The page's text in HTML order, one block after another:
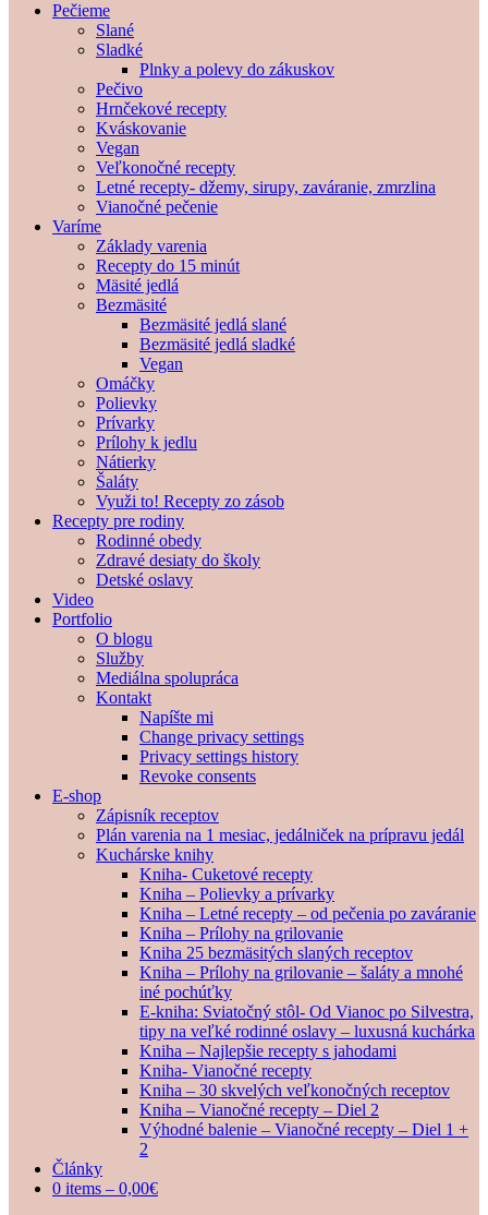
Pečieme
Slané
Sladké
Plnky a polevy do zákuskov
Pečivo
Hrnčekové recepty
Kváskovanie
Vegan
Veľkonočné recepty
Letné recepty- džemy, sirupy, zaváranie, zmrzlina
Vianočné pečenie
Varíme
Základy varenia
Recepty do 15 minút
Mäsité jedlá
Bezmäsité
Bezmäsité jedlá slané
Bezmäsité jedlá sladké
Vegan
Omáčky
Polievky
Prívarky
Prílohy k jedlu
Nátierky
Šaláty
Využi to! Recepty zo zásob
Recepty pre rodiny
Rodinné obedy
Zdravé desiaty do školy
Detské oslavy
Video
Portfolio
O blogu
Služby
Mediálna spolupráca
Kontakt
Napíšte mi
Change privacy settings
Privacy settings history
Revoke consents
E-shop
Zápisník receptov
Plán varenia na 1 mesiac, jedálniček na prípravu jedál
Kuchárske knihy
Kniha- Cuketové recepty
Kniha – Polievky a prívarky
Kniha – Letné recepty – od pečenia po zaváranie
Kniha – Prílohy na grilovanie
Kniha 25 bezmäsitých slaných receptov
Kniha – Prílohy na grilovanie – šaláty a mnohé
iné pochúťky
E-kniha: Sviatočný stôl- Od Vianoc po Silvestra,
tipy na veľké rodinné oslavy – luxusná kuchárka
Kniha – Najlepšie recepty s jahodami
Kniha- Vianočné recepty
Kniha – 30 skvelých veľkonočných receptov
Kniha – Vianočné recepty – Diel 2
Výhodné balenie – Vianočné recepty – Diel 1 +
2
Články
0 items – 0,00€